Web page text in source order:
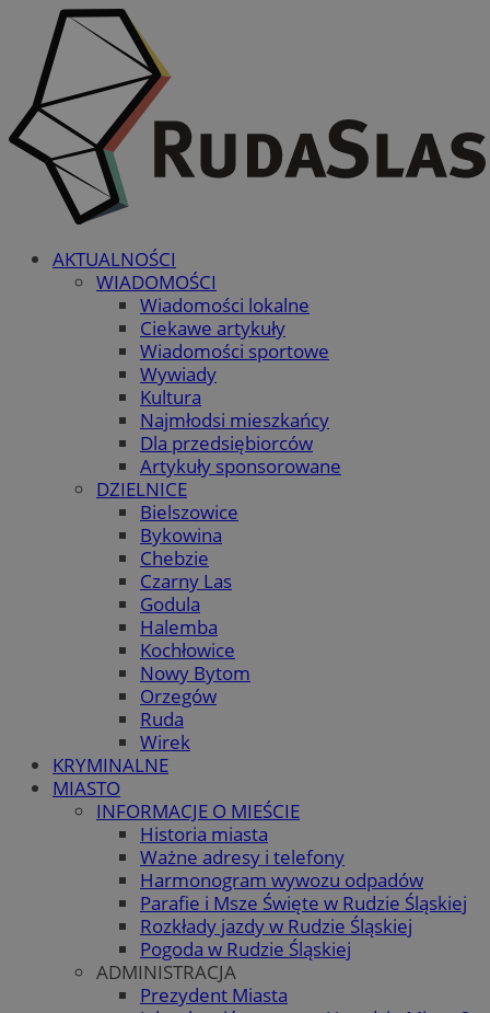
AKTUALNOŚCI
WIADOMOŚCI
Wiadomości lokalne
Ciekawe artykuły
Wiadomości sportowe
Wywiady
Kultura
Najmłodsi mieszkańcy
Dla przedsiębiorców
Artykuły sponsorowane
DZIELNICE
Bielszowice
Bykowina
Chebzie
Czarny Las
Godula
Halemba
Kochłowice
Nowy Bytom
Orzegów
Ruda
Wirek
KRYMINALNE
MIASTO
INFORMACJE O MIEŚCIE
Historia miasta
Ważne adresy i telefony
Harmonogram wywozu odpadów
Parafie i Msze Święte w Rudzie Śląskiej
Rozkłady jazdy w Rudzie Śląskiej
Pogoda w Rudzie Śląskiej
ADMINISTRACJA
Prezydent Miasta